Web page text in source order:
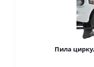
Пила